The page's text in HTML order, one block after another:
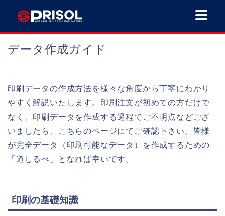
データ作成ガイド
印刷データの作成方法を様々な角度から丁寧にわかり
やすく解説いたします。印刷注文が初めての方だけで
なく、印刷データを作成する過程でご不明点などござ
いましたら、こちらのページにてご確認下さい。皆様
が完全データ（印刷可能なデータ）を作成するための
「道しるべ」となれば幸いです。
印刷の基礎知識